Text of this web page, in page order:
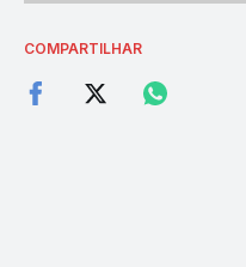
COMPARTILHAR